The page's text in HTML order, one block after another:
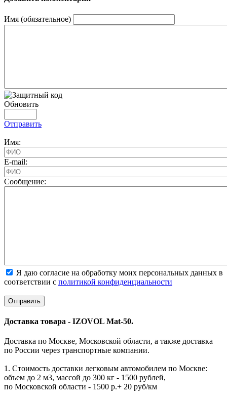
Имя (обязательное)
Обновить
Отправить
Имя:
E-mail:
Cообщение:
Я даю согласие на обработку моих персональных данных в
соответствии с политикой конфиденциальности
Доставка товара - IZOVOL Mat-50.
Доставка по Москве, Московской области, а также доставка
по России через транспортные компании.
1. Стоимость доставки легковым автомобилем по Москве:
объем до 2 м3, массой до 300 кг - 1500 рублей,
по Московской области - 1500 р.+ 20 руб/км